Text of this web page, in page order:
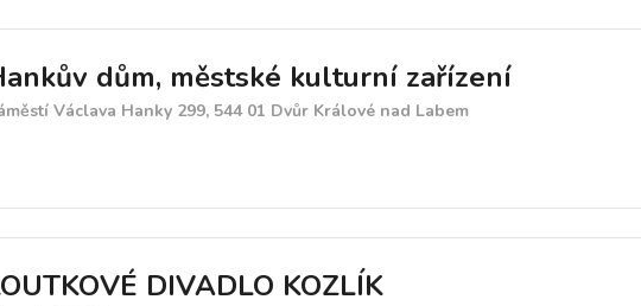
dům, městské kulturní zařízení
Václava Hanky 299, 544 01 Dvůr Králové nad Labem
DIVADLO KOZLÍK